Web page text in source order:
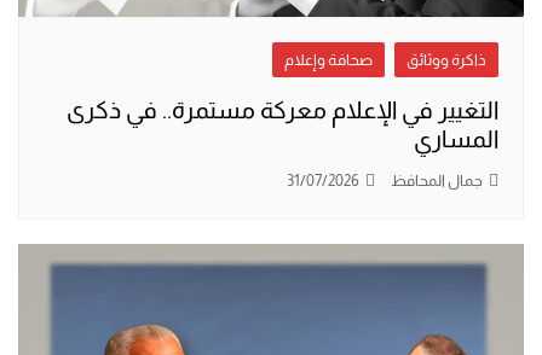
ذاكرة ووثائق صحافة وإعلام
التغيير في الإعلام معركة مستمرة.. في ذكرى
المساري
جمال المحافظ 31/07/2026